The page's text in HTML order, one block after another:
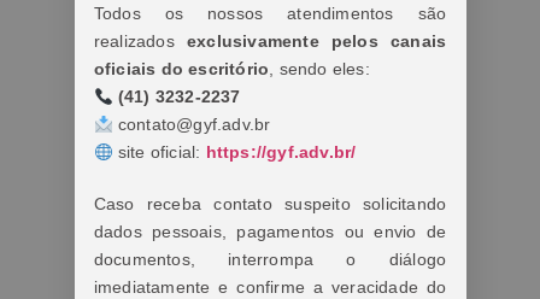
Todos os nossos atendimentos são
realizados exclusivamente pelos canais
oficiais do escritório , sendo eles:
(41) 3232-2237
contato@gyf.adv.br
site oficial: https://gyf.adv.br/
Caso receba contato suspeito solicitando
dados pessoais, pagamentos ou envio de
documentos, interrompa o diálogo
imediatamente e confirme a veracidade do